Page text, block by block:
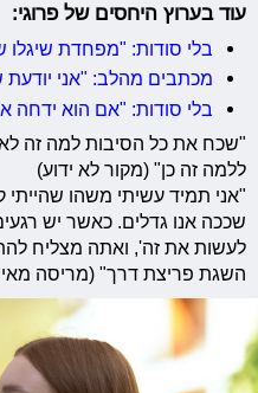
עוד בערוץ היחסים של פרוגי:
בלי סודות: "מפחדת שיגלו
מכתבים מהלב: "אני
בלי סודות: "אם הוא ידחה
"שכח את כל הסיבות למה זה
ללמה זה כן" (מקור לא ידוע)
"אני תמיד עשיתי משהו
שככה אנו גדלים. כאשר יש
לעשות את זה', ואתה מצליח
השגת פריצת דרך" (מריסה